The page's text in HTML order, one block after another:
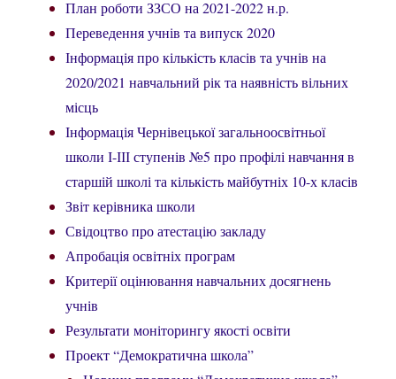
План роботи ЗЗСО на 2021-2022 н.р.
Переведення учнів та випуск 2020
Інформація про кількість класів та учнів на
2020/2021 навчальний рік та наявність вільних
місць
Інформація Чернівецької загальноосвітньої
школи І-ІІІ ступенів №5 про профілі навчання в
старшій школі та кількість майбутніх 10-х класів
Звіт керівника школи
Свідоцтво про атестацію закладу
Апробація освітніх програм
Критерії оцінювання навчальних досягнень
учнів
Результати моніторингу якості освіти
Проект “Демократична школа”